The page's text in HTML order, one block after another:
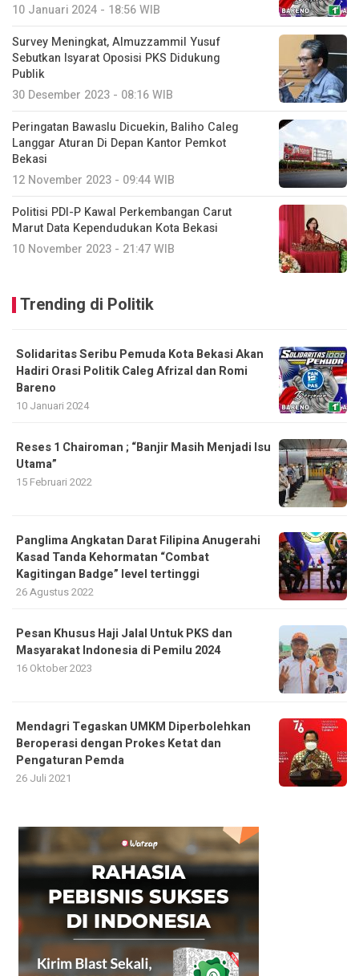
10 Januari 2024 - 18:56 WIB
Survey Meningkat, Almuzzammil Yusuf
Sebutkan Isyarat Oposisi PKS Didukung
Publik
30 Desember 2023 - 08:16 WIB
Peringatan Bawaslu Dicuekin, Baliho Caleg
Langgar Aturan Di Depan Kantor Pemkot
Bekasi
12 November 2023 - 09:44 WIB
Politisi PDI-P Kawal Perkembangan Carut
Marut Data Kependudukan Kota Bekasi
10 November 2023 - 21:47 WIB
Trending di Politik
Solidaritas Seribu Pemuda Kota Bekasi Akan
Hadiri Orasi Politik Caleg Afrizal dan Romi
Bareno
10 Januari 2024
Reses 1 Chairoman ; “Banjir Masih Menjadi Isu
Utama”
15 Februari 2022
Panglima Angkatan Darat Filipina Anugerahi
Kasad Tanda Kehormatan “Combat
Kagitingan Badge” level tertinggi
26 Agustus 2022
Pesan Khusus Haji Jalal Untuk PKS dan
Masyarakat Indonesia di Pemilu 2024
16 Oktober 2023
Mendagri Tegaskan UMKM Diperbolehkan
Beroperasi dengan Prokes Ketat dan
Pengaturan Pemda
26 Juli 2021